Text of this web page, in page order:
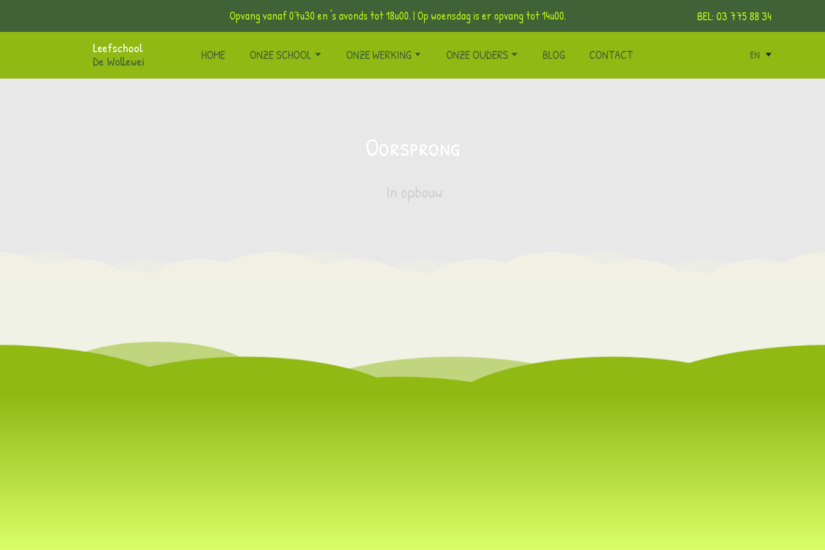
Opvang vanaf 07u30 en 's avonds tot 18u00. | Op woensdag is er opvang tot 14u00. BEL: 03 775 88 34
Leefschool
De Wollewei
HOME ONZE SCHOOL ONZE WERKING ONZE OUDERS BLOG CONTACT EN
In opbouw